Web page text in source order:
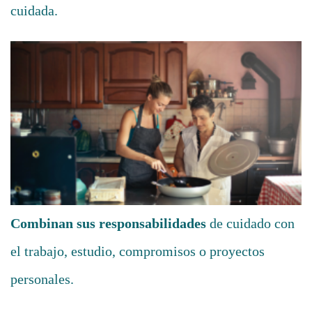
cuidada.
Combinan sus responsabilidades de cuidado con
el trabajo, estudio, compromisos o proyectos
personales.